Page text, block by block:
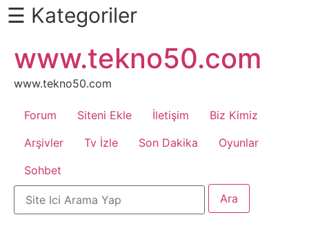
Daha
Fazlası
İçin
Kaydır
Android
Apk
Arabalar
☰ Kategoriler
atla
www.tekno50.com
www.tekno50.com
Forum Siteni Ekle İletişim
Biz Kimiz
Arşivler
Tv İzle Son Dakika
Oyunlar
Sohbet